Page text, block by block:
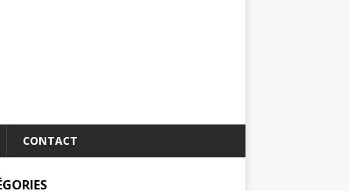
CONTACT